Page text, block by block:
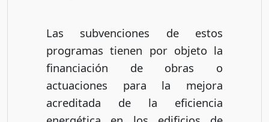
Las subvenciones de estos
programas tienen por objeto la
financiación de obras o
actuaciones para la mejora
acreditada de la eficiencia